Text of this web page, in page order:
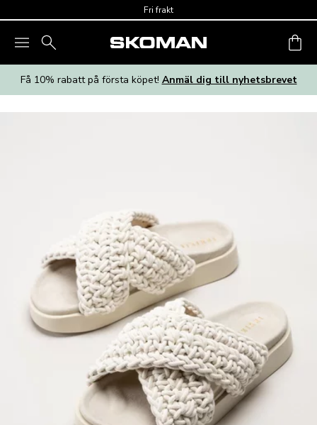
Fri frakt
Få 10% rabatt på första köpet! Anmäl dig till nyhetsbrevet